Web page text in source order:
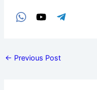
← Previous Post